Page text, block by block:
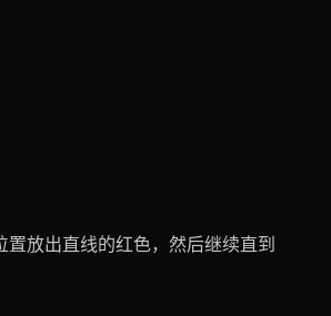
置放出直线的红色，然后继续直到